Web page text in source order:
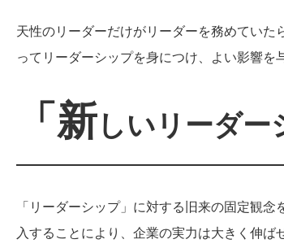
天性のリーダーだけがリーダーを務めていた
ってリーダーシップを身につけ、よい影響を
「新しいリーダー
「リーダーシップ」に対する旧来の固定観
入することにより、企業の実力は大きく伸ば